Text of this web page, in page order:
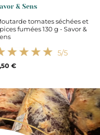
& Sens
tomates séchées et
fumées 130 g - Savor &
5/5
€